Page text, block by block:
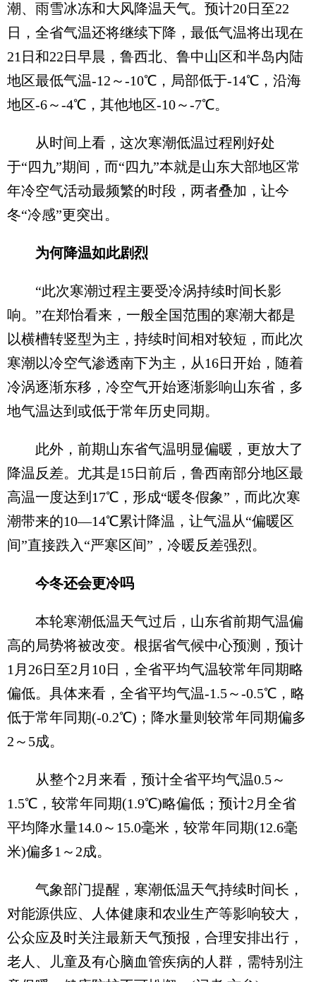
潮、雨雪冰冻和大风降温天气。预计20日至22
日，全省气温还将继续下降，最低气温将出现在
21日和22日早晨，鲁西北、鲁中山区和半岛内陆
地区最低气温-12～-10℃，局部低于-14℃，沿海
地区-6～-4℃，其他地区-10～-7℃。
从时间上看，这次寒潮低温过程刚好处
于“四九”期间，而“四九”本就是山东大部地区常
年冷空气活动最频繁的时段，两者叠加，让今
冬“冷感”更突出。
为何降温如此剧烈
“此次寒潮过程主要受冷涡持续时间长影
响。”在郑怡看来，一般全国范围的寒潮大都是
以横槽转竖型为主，持续时间相对较短，而此次
寒潮以冷空气渗透南下为主，从16日开始，随着
冷涡逐渐东移，冷空气开始逐渐影响山东省，多
地气温达到或低于常年历史同期。
此外，前期山东省气温明显偏暖，更放大了
降温反差。尤其是15日前后，鲁西南部分地区最
高温一度达到17℃，形成“暖冬假象”，而此次寒
潮带来的10—14℃累计降温，让气温从“偏暖区
间”直接跌入“严寒区间”，冷暖反差强烈。
今冬还会更冷吗
本轮寒潮低温天气过后，山东省前期气温偏
高的局势将被改变。根据省气候中心预测，预计
1月26日至2月10日，全省平均气温较常年同期略
偏低。具体来看，全省平均气温-1.5～-0.5℃，略
低于常年同期(-0.2℃)；降水量则较常年同期偏多
2～5成。
从整个2月来看，预计全省平均气温0.5～
1.5℃，较常年同期(1.9℃)略偏低；预计2月全省
平均降水量14.0～15.0毫米，较常年同期(12.6毫
米)偏多1～2成。
气象部门提醒，寒潮低温天气持续时间长，
对能源供应、人体健康和农业生产等影响较大，
公众应及时关注最新天气预报，合理安排出行，
老人、儿童及有心脑血管疾病的人群，需特别注